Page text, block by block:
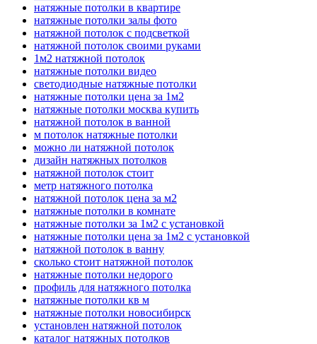
натяжные потолки в квартире
натяжные потолки залы фото
натяжной потолок с подсветкой
натяжной потолок своими руками
1м2 натяжной потолок
натяжные потолки видео
светодиодные натяжные потолки
натяжные потолки цена за 1м2
натяжные потолки москва купить
натяжной потолок в ванной
м потолок натяжные потолки
можно ли натяжной потолок
дизайн натяжных потолков
натяжной потолок стоит
метр натяжного потолка
натяжной потолок цена за м2
натяжные потолки в комнате
натяжные потолки за 1м2 с установкой
натяжные потолки цена за 1м2 с установкой
натяжной потолок в ванну
сколько стоит натяжной потолок
натяжные потолки недорого
профиль для натяжного потолка
натяжные потолки кв м
натяжные потолки новосибирск
установлен натяжной потолок
каталог натяжных потолков